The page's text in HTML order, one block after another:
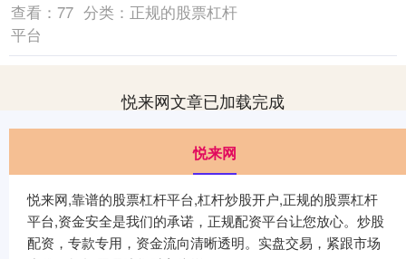
查看： 77 分类： 正规的股票杠杆
平台
悦来网文章已加载完成
悦来网
悦来网,靠谱的股票杠杆平台,杠杆炒股开户,正规的股票杠杆
平台,资金安全是我们的承诺，正规配资平台让您放心。炒股
配资，专款专用，资金流向清晰透明。实盘交易，紧跟市场